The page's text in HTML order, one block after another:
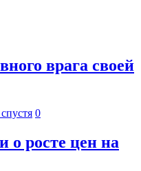
врага своей
0
о росте цен на